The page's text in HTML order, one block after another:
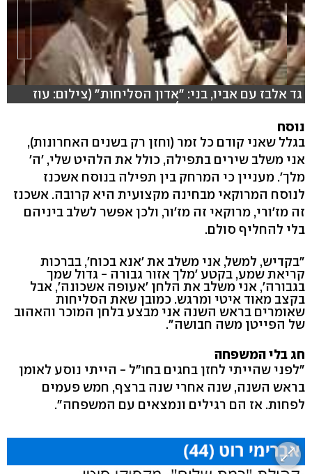
גד אלבז עם אביו, בני: "אדון הסליחות" (צילום: עוז
מרון, עריכה: רונה פפר)
נוסח
בגלל שאני קודם כל זמר (וחזן רק בשנים האחרונות),
אני משלב שירים בתפילה, כולל את הלהיט שלי, 'ה'
מלך'. מעניין כי המרחק בין תפילה בנוסח אשכנז
לנוסח המרוקאי מבחינה מקצועית היא קרובה. אשכנז
זה מז'ורי, מרוקאי זה מז'ור, ולכן אפשר לשלב ביניהם
בלי להחליף סולם.
"בקדיש, למשל, אני משלב את 'אנא בכוח', בברכות
קריאת שמע, בקטע 'מלך אזור גבורה - גדול שמך
בגבורה', אני משלב את הלחן 'אעופה אשכונה', אבל
בקצב מאוד איטי ומרגש. כמובן שאת הסליחות
שאומרים בראש השנה אני מבצע בלחן המוכר והאהוב
של הפייטן משה חבושה".
חג בלי המשפחה
"לפני שהייתי לחזן בחגים בחו"ל - הייתי נוסע לאומן
בראש השנה, שנה אחרי שנה ברצף, חמש פעמים
לפחות. אז הם רגילים ונמצאים עם המשפחה".